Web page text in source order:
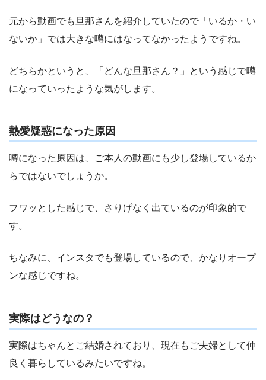
元から動画でも旦那さんを紹介していたので「いるか・い
ないか」では大きな噂にはなってなかったようですね。
どちらかというと、「どんな旦那さん？」という感じで噂
になっていったような気がします。
熱愛疑惑になった原因
噂になった原因は、ご本人の動画にも少し登場しているか
らではないでしょうか。
フワッとした感じで、さりげなく出ているのが印象的で
す。
ちなみに、インスタでも登場しているので、かなりオープ
ンな感じですね。
実際はどうなの？
実際はちゃんとご結婚されており、現在もご夫婦として仲
良く暮らしているみたいですね。